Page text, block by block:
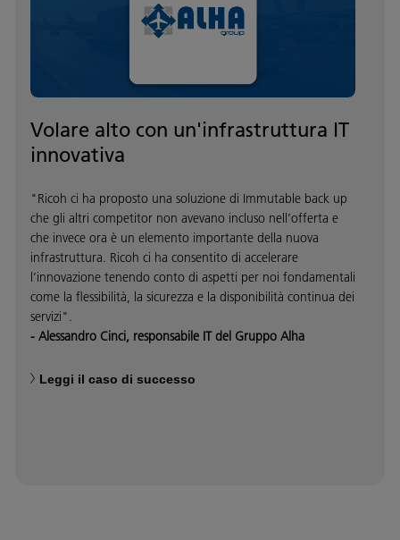
Volare alto con un'infrastruttura IT
innovativa
"Ricoh ci ha proposto una soluzione di Immutable back up
che gli altri competitor non avevano incluso nell’offerta e
che invece ora è un elemento importante della nuova
infrastruttura. Ricoh ci ha consentito di accelerare
l’innovazione tenendo conto di aspetti per noi fondamentali
come la flessibilità, la sicurezza e la disponibilità continua dei
servizi".
- Alessandro Cinci, responsabile IT del Gruppo Alha
Leggi il caso di successo